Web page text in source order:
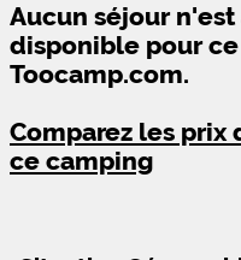
Aucun séjour
disponible pour
Toocamp.com.
Comparez les prix
ce camping